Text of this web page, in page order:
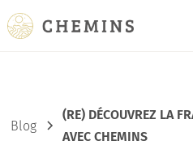
Blog
(RE) DÉCOUVREZ LA
AVEC CHEMINS